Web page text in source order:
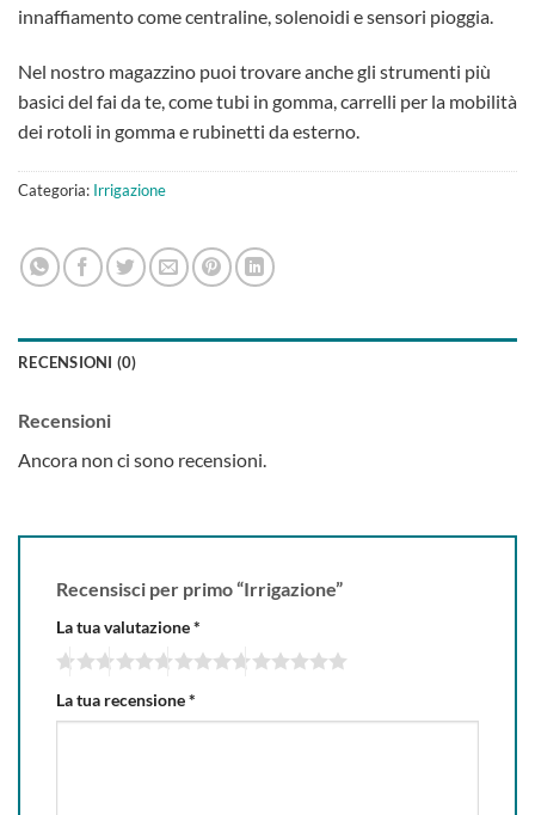
innaffiamento come centraline, solenoidi e sensori pioggia.
Nel nostro magazzino puoi trovare anche gli strumenti più
basici del fai da te, come tubi in gomma, carrelli per la mobilità
dei rotoli in gomma e rubinetti da esterno.
Categoria: Irrigazione
RECENSIONI (0)
Recensioni
Ancora non ci sono recensioni.
Recensisci per primo “Irrigazione”
La tua valutazione*
La tua recensione*